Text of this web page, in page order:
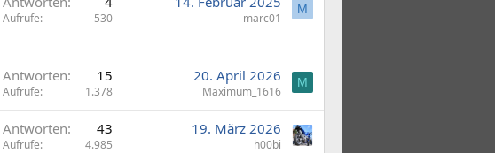
Aufrufe 530 marc01
M
Antworten 15
Aufrufe 1.378
20. April 2026
Maximum_1616
M
Antworten 43
Aufrufe 4.985
19. März 2026
h00bi